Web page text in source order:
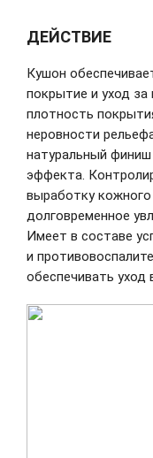
ДЕЙСТВИЕ
Кушон
покрытие и уход
плотность
неровности
натуральный финиш
эффекта.
выработку
долговременное
Имеет в составе
и
обеспечивать уход